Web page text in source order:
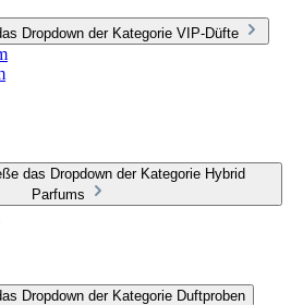
Dropdown der Kategorie VIP-Düfte
das Dropdown der Kategorie Hybrid
Parfums
Dropdown der Kategorie Duftproben